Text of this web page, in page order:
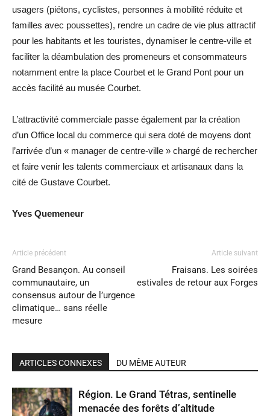
usagers (piétons, cyclistes, personnes à mobilité réduite et
familles avec poussettes), rendre un cadre de vie plus attractif
pour les habitants et les touristes, dynamiser le centre-ville et
faciliter la déambulation des promeneurs et consommateurs
notamment entre la place Courbet et le Grand Pont pour un
accès facilité au musée Courbet.
L’attractivité commerciale passe également par la création
d’un Office local du commerce qui sera doté de moyens dont
l’arrivée d’un « manager de centre-ville » chargé de rechercher
et faire venir les talents commerciaux et artisanaux dans la
cité de Gustave Courbet.
Yves Quemeneur
Article précédent
Grand Besançon. Au conseil
communautaire, un
consensus autour de l’urgence
climatique… sans réelle
mesure
Article suivant
Fraisans. Les soirées
estivales de retour aux Forges
ARTICLES CONNEXES DU MÊME AUTEUR
Région. Le Grand Tétras, sentinelle
menacée des forêts d’altitude